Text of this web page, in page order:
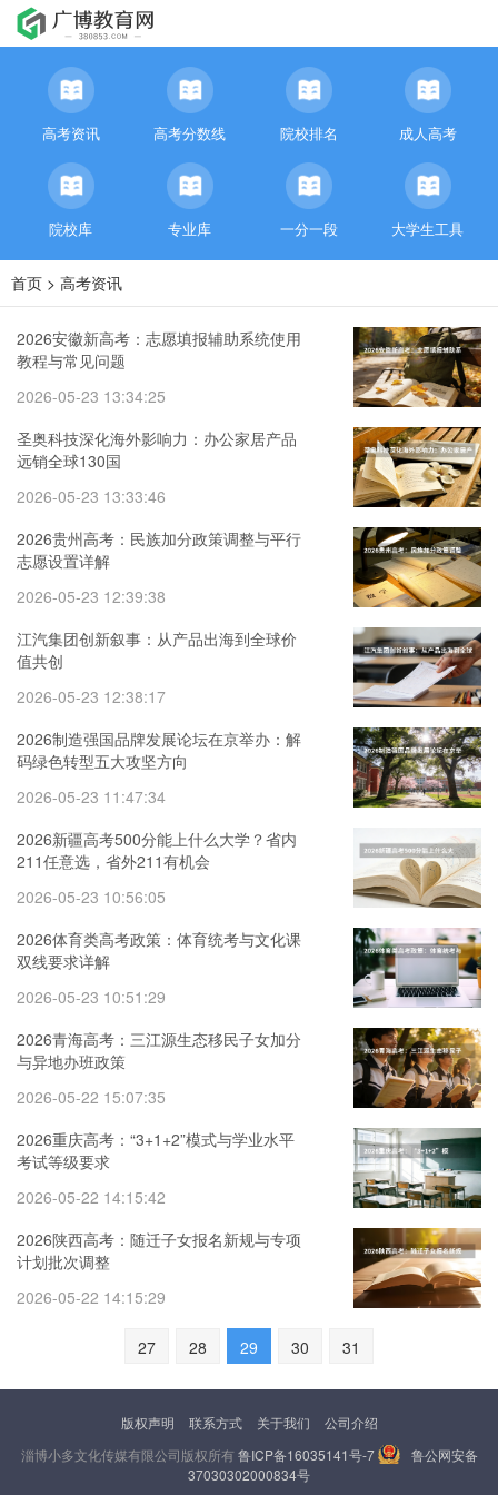
高考资讯 高考分数线 院校排名 成人高考
院校库 专业库 一分一段 大学生工具
首页 > 高考资讯
2026安徽新高考：志愿填报辅助系统使用
教程与常见问题
2026-05-23 13:34:25
圣奥科技深化海外影响力：办公家居产品
远销全球130国
2026-05-23 13:33:46
2026贵州高考：民族加分政策调整与平行
志愿设置详解
2026-05-23 12:39:38
江汽集团创新叙事：从产品出海到全球价
值共创
2026-05-23 12:38:17
2026制造强国品牌发展论坛在京举办：解
码绿色转型五大攻坚方向
2026-05-23 11:47:34
2026新疆高考500分能上什么大学？省内
211任意选，省外211有机会
2026-05-23 10:56:05
2026体育类高考政策：体育统考与文化课
双线要求详解
2026-05-23 10:51:29
2026青海高考：三江源生态移民子女加分
与异地办班政策
2026-05-22 15:07:35
2026重庆高考：“3+1+2”模式与学业水平
考试等级要求
2026-05-22 14:15:42
2026陕西高考：随迁子女报名新规与专项
计划批次调整
2026-05-22 14:15:29
27 28 29 30 31
版权声明 联系方式 关于我们
公司介绍
淄博小多文化传媒有限公司版权所有鲁ICP备16035141号-7
鲁公网安备
37030302000834号